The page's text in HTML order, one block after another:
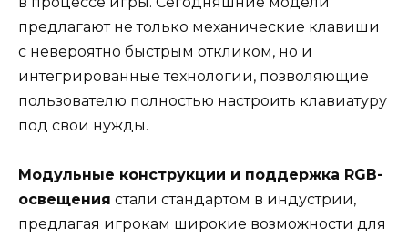
предлагают не только механические клавиши
с невероятно быстрым откликом, но и
интегрированные технологии, позволяющие
пользователю полностью настроить клавиатуру
под свои нужды.
Модульные конструкции и поддержка RGB-
освещения стали стандартом в индустрии,
предлагая игрокам широкие возможности для